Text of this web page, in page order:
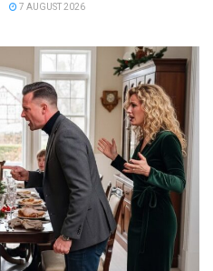
7 AUGUST 2026